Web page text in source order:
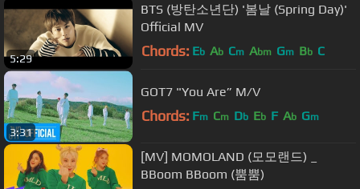
5:29
BTS (방탄소년단) '봄날 (Spring Day)'
Official MV
Chords: Eb Ab Cm Abm Gm Bb C
3:31
GOT7 "You Are” M/V
Chords: Fm Cm Db Eb F Ab Gm
[MV] MOMOLAND (모모랜드) _
BBoom BBoom (뿜뿜)